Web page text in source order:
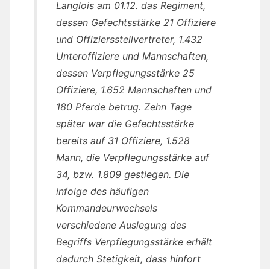
Langlois am 01.12. das Regiment,
dessen Gefechtsstärke 21 Offiziere
und Offiziersstellvertreter, 1.432
Unteroffiziere und Mannschaften,
dessen Verpflegungsstärke 25
Offiziere, 1.652 Mannschaften und
180 Pferde betrug. Zehn Tage
später war die Gefechtsstärke
bereits auf 31 Offiziere, 1.528
Mann, die Verpflegungsstärke auf
34, bzw. 1.809 gestiegen. Die
infolge des häufigen
Kommandeurwechsels
verschiedene Auslegung des
Begriffs Verpflegungsstärke erhält
dadurch Stetigkeit, dass hinfort